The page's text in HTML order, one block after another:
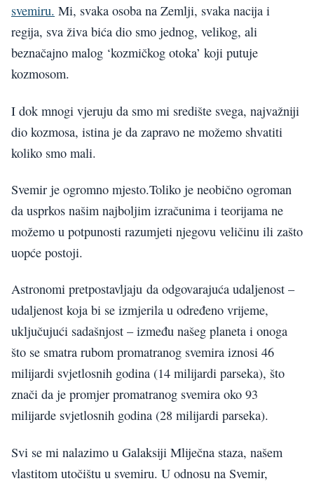
svemiru. Mi, svaka osoba na Zemlji, svaka nacija i
regija, sva živa bića dio smo jednog, velikog, ali
beznačajno malog ‘kozmičkog otoka’ koji putuje
kozmosom.
I dok mnogi vjeruju da smo mi središte svega, najvažniji
dio kozmosa, istina je da zapravo ne možemo shvatiti
koliko smo mali.
Svemir je ogromno mjesto.Toliko je neobično ogroman
da usprkos našim najboljim izračunima i teorijama ne
možemo u potpunosti razumjeti njegovu veličinu ili zašto
uopće postoji.
Astronomi pretpostavljaju da odgovarajuća udaljenost –
udaljenost koja bi se izmjerila u određeno vrijeme,
uključujući sadašnjost – između našeg planeta i onoga
što se smatra rubom promatranog svemira iznosi 46
milijardi svjetlosnih godina (14 milijardi parseka), što
znači da je promjer promatranog svemira oko 93
milijarde svjetlosnih godina (28 milijardi parseka).
Svi se mi nalazimo u Galaksiji Mliječna staza, našem
vlastitom utočištu u svemiru. U odnosu na Svemir,